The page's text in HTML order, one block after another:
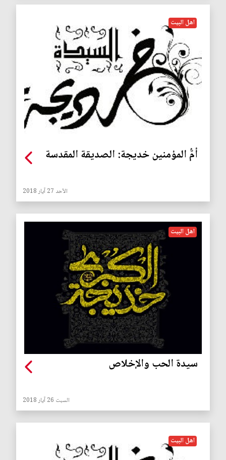
اهل البيت
أمُّ المؤمنين خديجة: الصديقة المقدسة
الأحد 27 آيار 2018
اهل البيت
سيدة الحب والإخلاص
السبت 26 آيار 2018
اهل البيت